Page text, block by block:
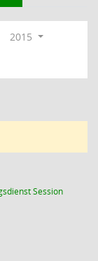
2015
Session(Wird in